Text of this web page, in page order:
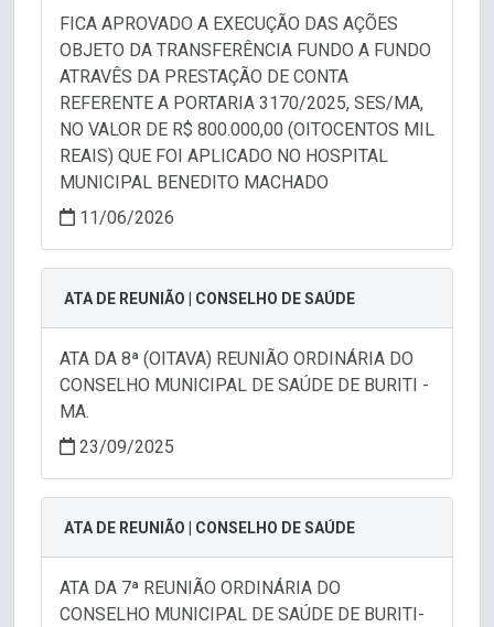
FICA APROVADO A EXECUÇÃO DAS AÇÕES
OBJETO DA TRANSFERÊNCIA FUNDO A FUNDO
ATRAVÊS DA PRESTAÇÃO DE CONTA
REFERENTE A PORTARIA 3170/2025, SES/MA,
NO VALOR DE R$ 800.000,00 (OITOCENTOS MIL
REAIS) QUE FOI APLICADO NO HOSPITAL
MUNICIPAL BENEDITO MACHADO
11/06/2026
ATA DE REUNIÃO | CONSELHO DE SAÚDE
ATA DA 8ª (OITAVA) REUNIÃO ORDINÁRIA DO
CONSELHO MUNICIPAL DE SAÚDE DE BURITI -
MA.
23/09/2025
ATA DE REUNIÃO | CONSELHO DE SAÚDE
ATA DA 7ª REUNIÃO ORDINÁRIA DO
CONSELHO MUNICIPAL DE SAÚDE DE BURITI-